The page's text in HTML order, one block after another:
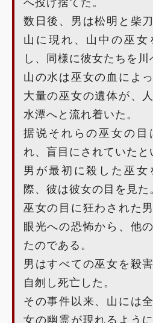
へ投げ捨てた。
数日後、男は松明と柴
山に現れ、山中の巫女
し、同様に彼女たちを川
山の水は巫女の血によ
大量の巫女の遺体が、
水潭へと流れ着いた。
据说それらの巫女の目
れ、盲目にされていたと
男が最初に殺した巫女
際、彼は彼女の目を見た
巫女の目に狂わされた
眼光への恐怖から、他
たのである。
男はすべての巫女を殺
自刎し死亡した。
その事件以来、山には
女の幽霊が現れるよう